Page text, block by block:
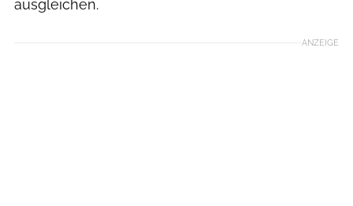
ausgleichen.
ANZEIGE